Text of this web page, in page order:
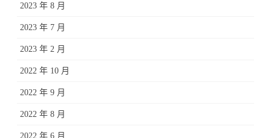
2023 年 8 月
2023 年 7 月
2023 年 2 月
2022 年 10 月
2022 年 9 月
2022 年 8 月
2022 年 6 月